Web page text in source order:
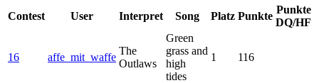
Contest User Interpret Song Platz Punkte
Punkte
DQ/HF
16 affe_mit_waffe
The
Outlaws
Green
grass and
high
tides
1 116